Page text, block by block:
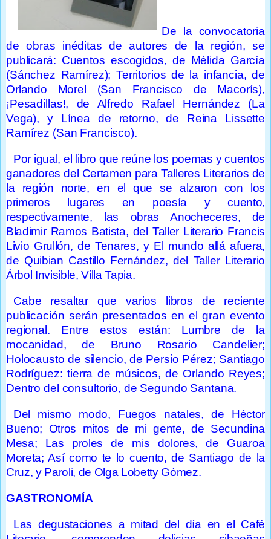
De la convocatoria
de obras inéditas de autores de la región, se
publicará: Cuentos escogidos, de Mélida García
(Sánchez Ramírez); Territorios de la infancia, de
Orlando Morel (San Francisco de Macorís),
¡Pesadillas!, de Alfredo Rafael Hernández (La
Vega), y Línea de retorno, de Reina Lissette
Ramírez (San Francisco).
Por igual, el libro que reúne los poemas y cuentos
ganadores del Certamen para Talleres Literarios de
la región norte, en el que se alzaron con los
primeros lugares en poesía y cuento,
respectivamente, las obras Anocheceres, de
Bladimir Ramos Batista, del Taller Literario Francis
Livio Grullón, de Tenares, y El mundo allá afuera,
de Quibian Castillo Fernández, del Taller Literario
Árbol Invisible, Villa Tapia.
Cabe resaltar que varios libros de reciente
publicación serán presentados en el gran evento
regional. Entre estos están: Lumbre de la
mocanidad, de Bruno Rosario Candelier;
Holocausto de silencio, de Persio Pérez; Santiago
Rodríguez: tierra de músicos, de Orlando Reyes;
Dentro del consultorio, de Segundo Santana.
Del mismo modo, Fuegos natales, de Héctor
Bueno; Otros mitos de mi gente, de Secundina
Mesa; Las proles de mis dolores, de Guaroa
Moreta; Así como te lo cuento, de Santiago de la
Cruz, y Paroli, de Olga Lobetty Gómez.
GASTRONOMÍA
Las degustaciones a mitad del día en el Café